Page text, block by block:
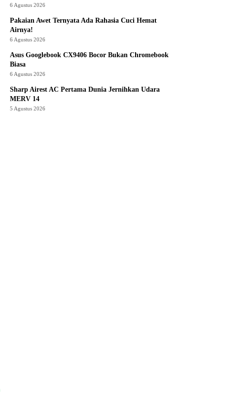
6 Agustus 2026
Pakaian Awet Ternyata Ada Rahasia Cuci Hemat
Airnya!
6 Agustus 2026
Asus Googlebook CX9406 Bocor Bukan Chromebook
Biasa
6 Agustus 2026
Sharp Airest AC Pertama Dunia Jernihkan Udara
MERV 14
5 Agustus 2026